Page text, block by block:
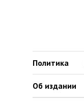
Политика
Об издании